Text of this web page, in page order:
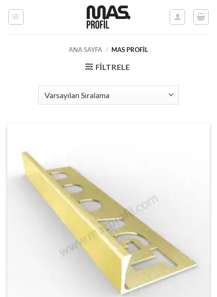
ANA SAYFA / MAS PROFİL
FILTRELE